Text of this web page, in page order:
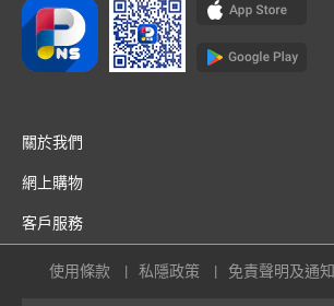
關於我們
網上購物
客戶服務
使用條款 私隱政策 免責聲明及通知